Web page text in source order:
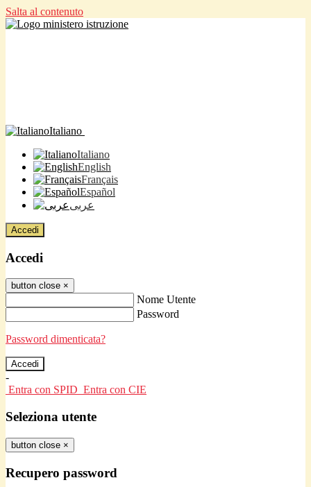
Salta al contenuto
Italiano
Italiano
English
Français
Español
عربى
Accedi
Accedi
button close ×
Nome Utente
Password
Password dimenticata?
-
Entra con SPID Entra con CIE
Seleziona utente
button close ×
Recupero password